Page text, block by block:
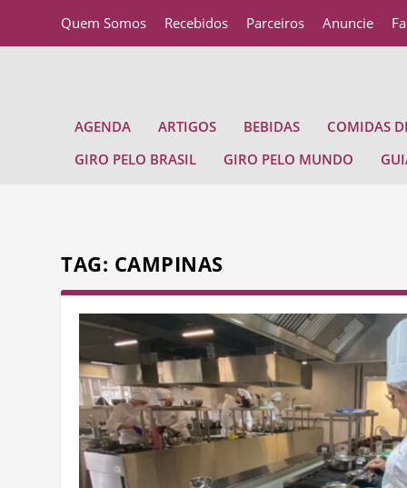
Quem Somos Recebidos Parceiros Anuncie
AGENDA ARTIGOS BEBIDAS
COMIDAS
GIRO PELO BRASIL
GIRO PELO MUNDO
TAG: CAMPINAS